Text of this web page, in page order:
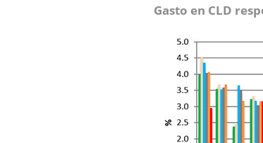
Gasto en CLD